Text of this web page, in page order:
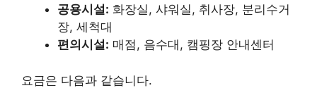
공용시설: 화장실, 샤워실, 취사장, 분리수거
장, 세척대
편의시설: 매점, 음수대, 캠핑장 안내센터
요금은 다음과 같습니다.